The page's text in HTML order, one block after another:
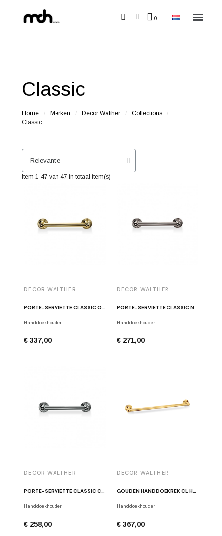
Classic
Home Merken Decor Walther
Collections
Classic
Item 1-47 van 47 in totaal item(s)
DECOR WALTHER
PORTE-SERVIETTE CLASSIC OR POLI CL HTE
Handdoekhouder
€ 337,00
DECOR WALTHER
PORTE-SERVIETTE CLASSIC NICKEL POLI CL HTE
Handdoekhouder
€ 271,00
DECOR WALTHER
Handdoekhouder
€ 258,00
DECOR WALTHER
Handdoekhouder
€ 367,00